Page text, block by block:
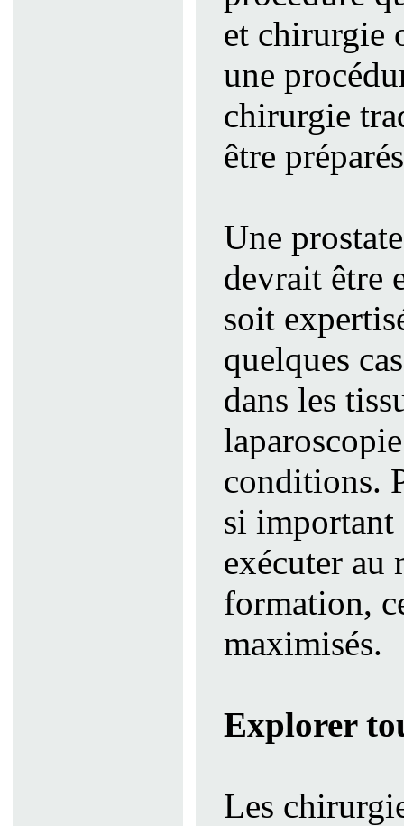
et chirurgie
une
chirurgie
être
Une
devrait être
soit
quelques
dans les
conditions.
si important
exécuter au
formation,
maximisés.
Explorer
Les